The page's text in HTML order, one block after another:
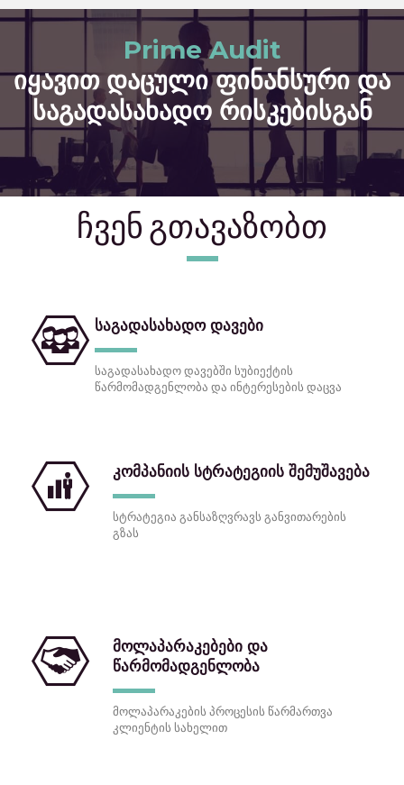
Prime Audit
იყავით დაცული ფინანსური და
საგადასახადო რისკებისგან
ჩვენ გთავაზობთ
საგადასახადო დავები
საგადასახადო დავებში სუბიექტის
წარმომადგენლობა და ინტერესების დაცვა
კომპანიის სტრატეგიის შემუშავება
სტრატეგია განსაზღვრავს განვითარების
გზას
მოლაპარაკებები და
წარმომადგენლობა
მოლაპარაკების პროცესის წარმართვა
კლიენტის სახელით